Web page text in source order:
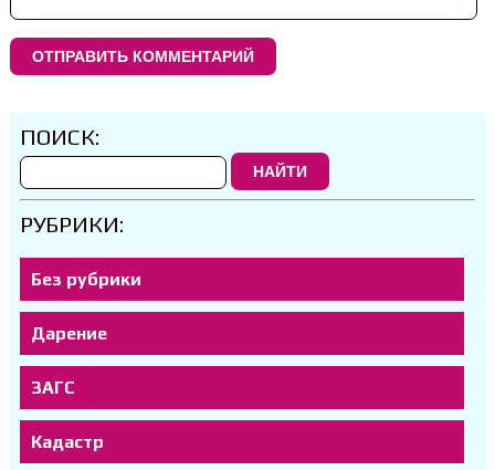
ПОИСК:
НАЙТИ
РУБРИКИ:
Без рубрики
Дарение
ЗАГС
Кадастр